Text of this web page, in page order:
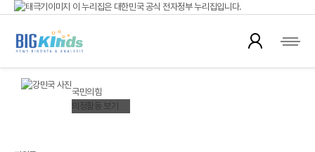
이 누리집은 대한민국 공식 전자정부 누리집입니다.
공식 누리집 주소 확인하기
go.kr 주소를 사용하는 누리집은 대한민국 정부기관이 관리하는 누리집입니다.
운영중인 공식 누리집보기
국회의원 뉴스
국민의힘
의정활동 보기